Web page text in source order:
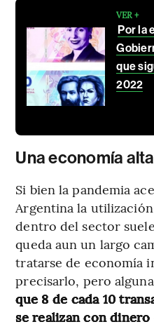
VER +
Por la
que
2022
Una economía
Si bien la pandemia
Argentina la
dentro del sector
queda aun un largo
tratarse de economía
precisarlo, pero
que 8 de cada 10
se realizan con